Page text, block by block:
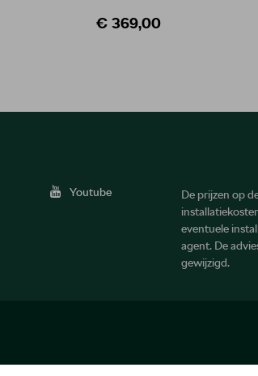
€ 369,00
Youtube
De prijzen op
eventuele
agent. De
gewijzigd.